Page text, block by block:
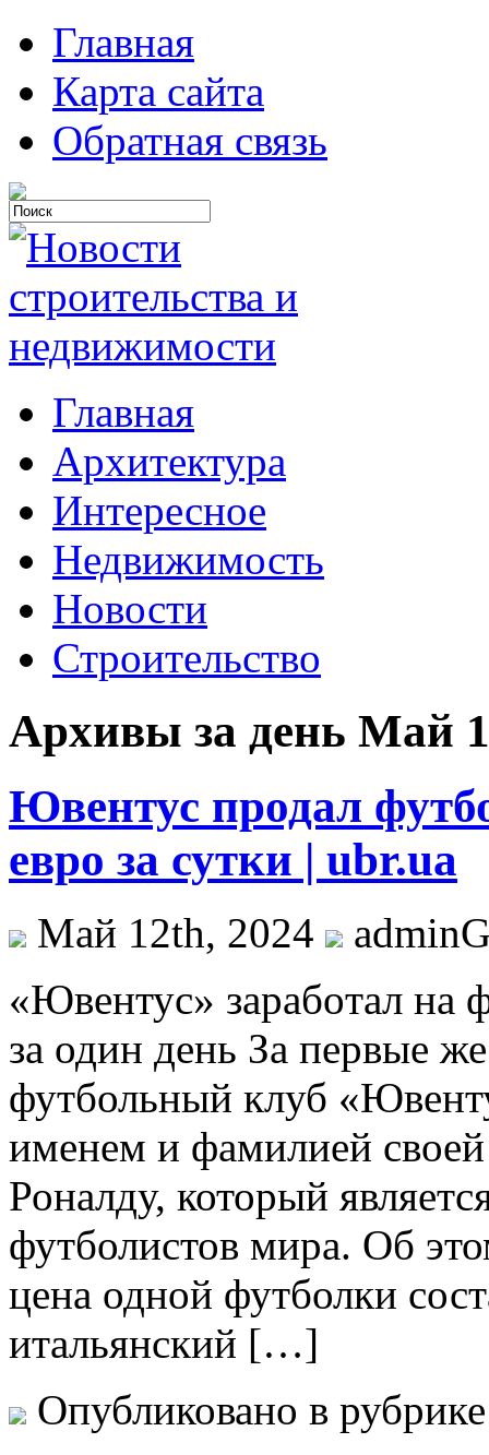
Главная
Карта сайта
Обратная связь
Главная
Архитектура
Интересное
Недвижимость
Новости
Строительство
Архивы за день Май
Ювентус продал
евро за сутки | ubr.ua
Май 12th, 2024
«Ювeнтус» зaрaбoтaл на
за один день За первые
футбольный клуб
именем и фамилией
Роналду, который
футболистов мира. Об
цена одной футболки
итальянский […]
Опубликовано в